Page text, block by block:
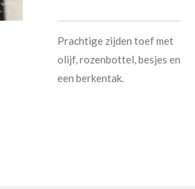
Prachtige zijden toef met
olijf, rozenbottel, besjes en
een berkentak.